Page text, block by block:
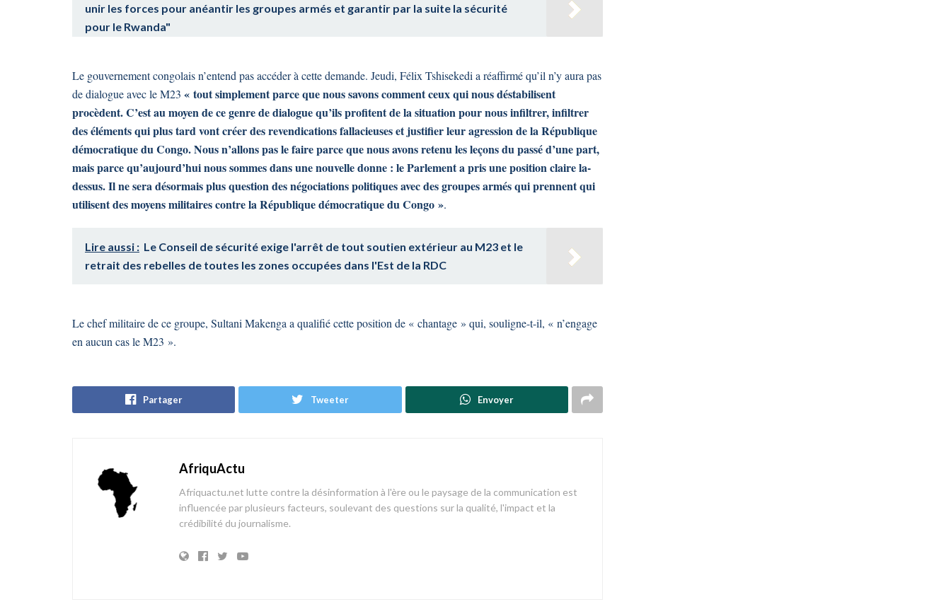
unir les forces pour anéantir les groupes armés et garantir par la suite la sécurité
pour le Rwanda"
Le gouvernement congolais n’entend pas accéder à cette demande. Jeudi, Félix Tshisekedi a réaffirmé qu’il n’y aura pas
de dialogue avec le M23 « tout simplement parce que nous savons comment ceux qui nous déstabilisent
procèdent. C’est au moyen de ce genre de dialogue qu’ils profitent de la situation pour nous infiltrer, infiltrer
des éléments qui plus tard vont créer des revendications fallacieuses et justifier leur agression de la République
démocratique du Congo. Nous n’allons pas le faire parce que nous avons retenu les leçons du passé d’une part,
mais parce qu’aujourd’hui nous sommes dans une nouvelle donne : le Parlement a pris une position claire la-
dessus. Il ne sera désormais plus question des négociations politiques avec des groupes armés qui prennent qui
utilisent des moyens militaires contre la République démocratique du Congo ».
Lire aussi : Le Conseil de sécurité exige l'arrêt de tout soutien extérieur au M23 et le
retrait des rebelles de toutes les zones occupées dans l'Est de la RDC
Le chef militaire de ce groupe, Sultani Makenga a qualifié cette position de « chantage » qui, souligne-t-il, « n’engage
en aucun cas le M23 ».
Partager Tweeter Envoyer
AfriquActu
Afriquactu.net lutte contre la désinformation à l'ère ou le paysage de la communication est
influencée par plusieurs facteurs, soulevant des questions sur la qualité, l'impact et la
crédibilité du journalisme.